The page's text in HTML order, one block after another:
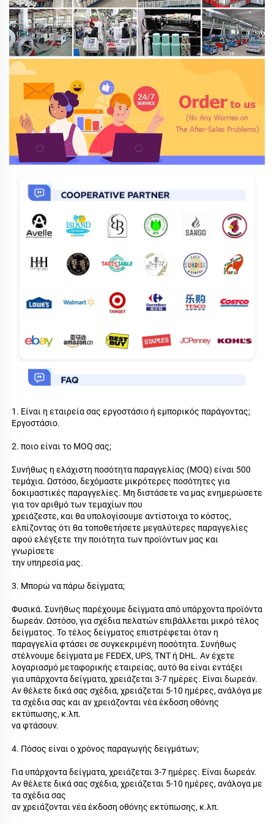
1. Είναι η εταιρεία σας εργοστάσιο ή εμπορικός παράγοντας;
Εργοστάσιο.
2. ποιο είναι το MOQ σας;
Συνήθως η ελάχιστη ποσότητα παραγγελίας (MOQ) είναι 500
τεμάχια. Ωστόσο, δεχόμαστε μικρότερες ποσότητες για
δοκιμαστικές παραγγελίες. Μη διστάσετε να μας ενημερώσετε
για τον αριθμό των τεμαχίων που
χρειάζεστε, και θα υπολογίσουμε αντίστοιχα το κόστος,
ελπίζοντας ότι θα τοποθετήσετε μεγαλύτερες παραγγελίες
αφού ελέγξετε την ποιότητα των προϊόντων μας και
γνωρίσετε
την υπηρεσία μας.
3. Μπορώ να πάρω δείγματα;
Φυσικά. Συνήθως παρέχουμε δείγματα από υπάρχοντα προϊόντα
δωρεάν. Ωστόσο, για σχέδια πελατών επιβάλλεται μικρό τέλος
δείγματος. Το τέλος δείγματος επιστρέφεται όταν η
παραγγελία φτάσει σε συγκεκριμένη ποσότητα. Συνήθως
στέλνουμε δείγματα με FEDEX, UPS, TNT ή DHL. Αν έχετε
λογαριασμό μεταφορικής εταιρείας, αυτό θα είναι εντάξει
για υπάρχοντα δείγματα, χρειάζεται 3-7 ημέρες. Είναι δωρεάν.
Αν θέλετε δικά σας σχέδια, χρειάζεται 5-10 ημέρες, ανάλόγα με
τα σχέδια σας και αν χρειάζονται νέα έκδοση οθόνης
εκτύπωσης, κ.λπ.
να φτάσουν.
4. Πόσος είναι ο χρόνος παραγωγής δειγμάτων;
Για υπάρχοντα δείγματα, χρειάζεται 3-7 ημέρες. Είναι δωρεάν.
Αν θέλετε δικά σας σχέδια, χρειάζεται 5-10 ημέρες, ανάλογα με
τα σχέδια σας
αν χρειάζονται νέα έκδοση οθόνης εκτύπωσης, κ.λπ.